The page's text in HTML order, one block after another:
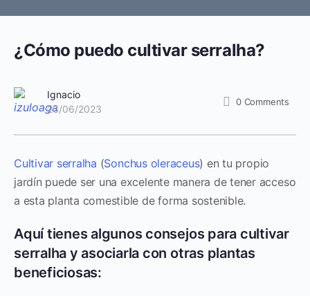
¿Cómo puedo cultivar serralha?
Ignacio
23/06/2023
0 Comments
Cultivar serralha (Sonchus oleraceus) en tu propio
jardín puede ser una excelente manera de tener acceso
a esta planta comestible de forma sostenible.
Aquí tienes algunos consejos para cultivar
serralha y asociarla con otras plantas
beneficiosas: